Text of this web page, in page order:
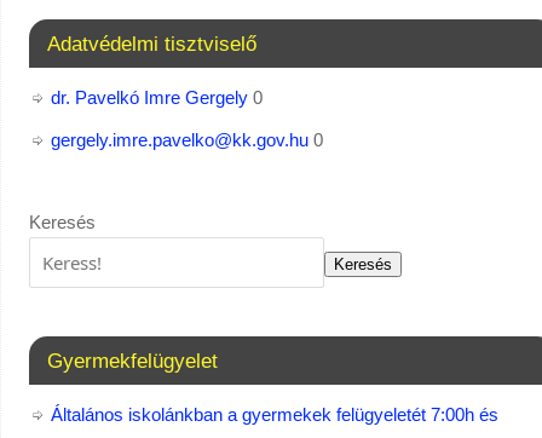
Adatvédelmi tisztviselő
dr. Pavelkó Imre Gergely0
gergely.imre.pavelko@kk.gov.hu0
Keresés
Keresés
Gyermekfelügyelet
Általános iskolánkban a gyermekek felügyeletét 7:00h és